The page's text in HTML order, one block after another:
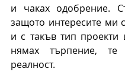
и чаках одобрение.
защото интересите ми
и с такъв тип проекти
нямах търпение, те
реалност.